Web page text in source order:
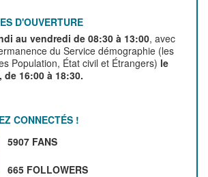
D'OUVERTURE
au vendredi de 08:30 à 13:00, avec
du Service démographie (les
Population, État civil et Étrangers) le
de 16:00 à 18:30.
CONNECTÉS !
5907 FANS
665 FOLLOWERS